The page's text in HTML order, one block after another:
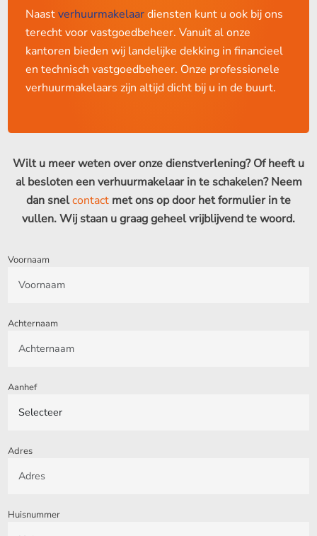
Naastverhuurmakelaardiensten kunt u ook bij ons
terecht voor vastgoedbeheer. Vanuit al onze
kantoren bieden wij landelijke dekking in financieel
en technisch vastgoedbeheer. Onze professionele
verhuurmakelaars zijn altijd dicht bij u in de buurt.
Wilt u meer weten over onze dienstverlening? Of heeft u
al besloten een verhuurmakelaar in te schakelen? Neem
dan snelcontact met ons op door het formulier in te
vullen. Wij staan u graag geheel vrijblijvend te woord.
Voornaam
Achternaam
Aanhef
Adres
Huisnummer